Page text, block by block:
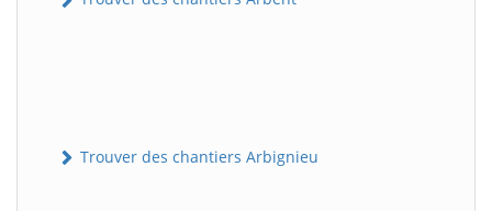
Trouver des chantiers Arbignieu